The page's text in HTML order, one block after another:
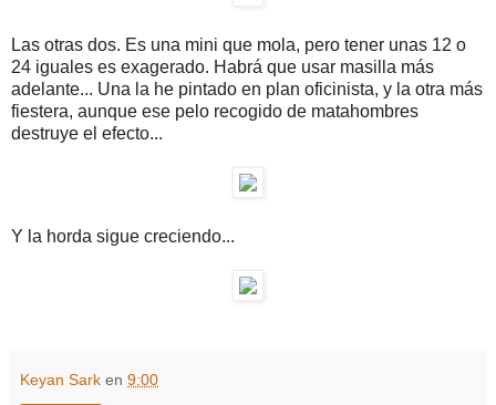
Las otras dos. Es una mini que mola, pero tener unas 12 o
24 iguales es exagerado. Habrá que usar masilla más
adelante... Una la he pintado en plan oficinista, y la otra más
fiestera, aunque ese pelo recogido de matahombres
destruye el efecto...
Y la horda sigue creciendo...
Keyan Sark en 9:00